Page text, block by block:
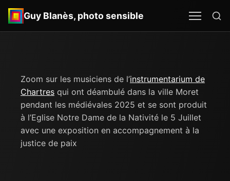
Guy Blanès, photo sensible
Zoom sur les musiciens de l’instrumentarium de
Chartres qui ont déambulé dans la ville Moret
pendant les médiévales 2025 et se sont produit
à l’Eglise Notre Dame de la Nativité le 5 Juillet
avec une exposition en accompagnement à la
justice de paix